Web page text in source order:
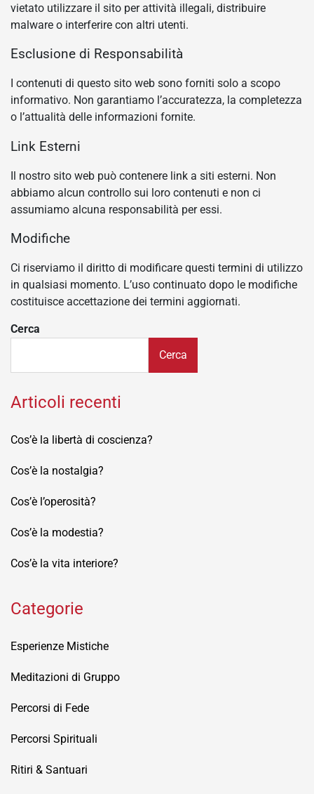
vietato utilizzare il sito per attività illegali, distribuire
malware o interferire con altri utenti.
Esclusione di Responsabilità
I contenuti di questo sito web sono forniti solo a scopo
informativo. Non garantiamo l’accuratezza, la completezza
o l’attualità delle informazioni fornite.
Link Esterni
Il nostro sito web può contenere link a siti esterni. Non
abbiamo alcun controllo sui loro contenuti e non ci
assumiamo alcuna responsabilità per essi.
Modifiche
Ci riserviamo il diritto di modificare questi termini di utilizzo
in qualsiasi momento. L’uso continuato dopo le modifiche
costituisce accettazione dei termini aggiornati.
Cerca
Cerca
Articoli recenti
Cos’è la libertà di coscienza?
Cos’è la nostalgia?
Cos’è l’operosità?
Cos’è la modestia?
Cos’è la vita interiore?
Categorie
Esperienze Mistiche
Meditazioni di Gruppo
Percorsi di Fede
Percorsi Spirituali
Ritiri & Santuari